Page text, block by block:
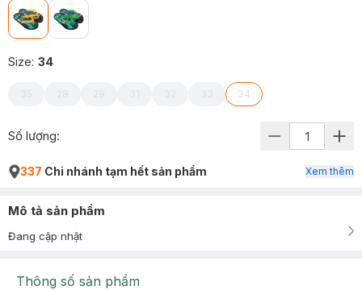
Size: 34
35 28 29 31 32 33 34
Số lượng:
337 Chi nhánh tạm hết sản phẩm Xem thêm
Mô tả sản phẩm
Đang cập nhật
Thông số sản phẩm